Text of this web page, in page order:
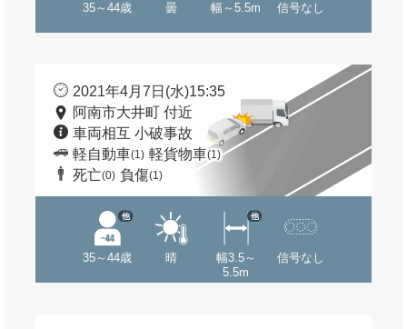
35～44歳 曇 幅～5.5m 信号なし
2021年4月7日(水)15:35
阿南市大井町 付近
車両相互 小破事故
軽自動車(1) 軽貨物車(1)
死亡(0) 負傷(1)
35～44歳
他
晴
幅3.5～
5.5m
他
信号なし